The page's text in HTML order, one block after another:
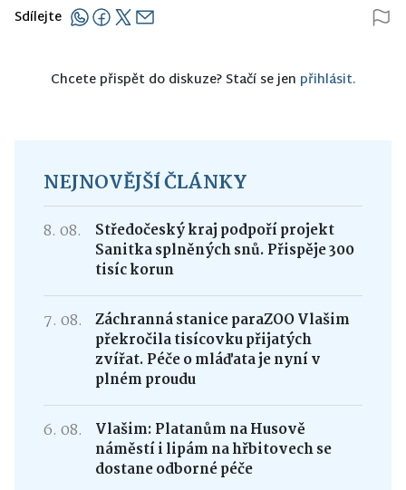
Sdílejte
Chcete přispět do diskuze? Stačí se jen přihlásit.
NEJNOVĚJŠÍ ČLÁNKY
8. 08.
Středočeský kraj podpoří projekt
Sanitka splněných snů. Přispěje 300
tisíc korun
7. 08.
Záchranná stanice paraZOO Vlašim
překročila tisícovku přijatých
zvířat. Péče o mláďata je nyní v
plném proudu
6. 08.
Vlašim: Platanům na Husově
náměstí i lipám na hřbitovech se
dostane odborné péče